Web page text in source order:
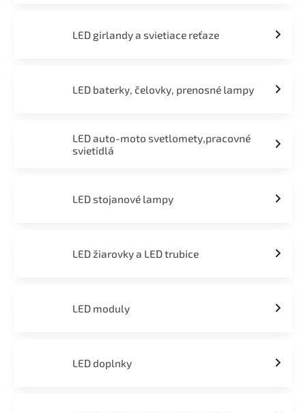
LED girlandy a svietiace reťaze
LED baterky, čelovky, prenosné lampy
LED auto-moto svetlomety,pracovné
svietidlá
LED stojanové lampy
LED žiarovky a LED trubice
LED moduly
LED doplnky